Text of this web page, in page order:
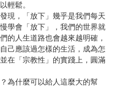
輕鬆。
現，「放下」幾乎是我們每天
學會「放下」，我們的世界就
的人生道路也會越來越明確，
己應該過怎樣的生活，成為怎
在「宗教性」的實踐上，圓滿
為什麼可以給人這麼大的幫